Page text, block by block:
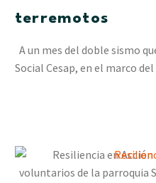
terremotos
A un mes del doble sismo
Social Cesap, en el marco